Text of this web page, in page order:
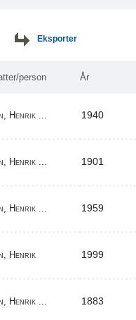
Eksporter
person År
Henrik ... 1940
Henrik ... 1901
Henrik ... 1959
Henrik 1999
Henrik ... 1883